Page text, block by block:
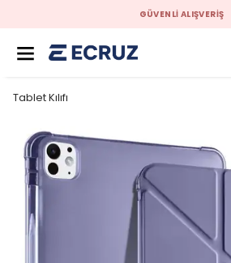
GÜVENLİ ALIŞVERİŞ
Tablet Kılıfı